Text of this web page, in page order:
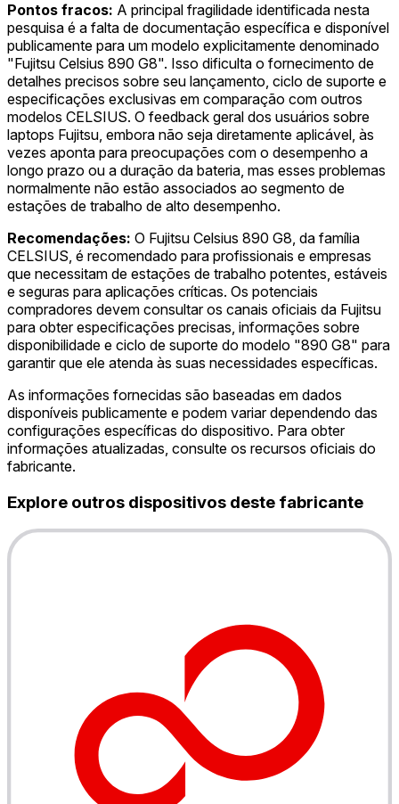
Pontos fracos: A principal fragilidade identificada nesta
pesquisa é a falta de documentação específica e disponível
publicamente para um modelo explicitamente denominado
"Fujitsu Celsius 890 G8". Isso dificulta o fornecimento de
detalhes precisos sobre seu lançamento, ciclo de suporte e
especificações exclusivas em comparação com outros
modelos CELSIUS. O feedback geral dos usuários sobre
laptops Fujitsu, embora não seja diretamente aplicável, às
vezes aponta para preocupações com o desempenho a
longo prazo ou a duração da bateria, mas esses problemas
normalmente não estão associados ao segmento de
estações de trabalho de alto desempenho.
Recomendações: O Fujitsu Celsius 890 G8, da família
CELSIUS, é recomendado para profissionais e empresas
que necessitam de estações de trabalho potentes, estáveis
e seguras para aplicações críticas. Os potenciais
compradores devem consultar os canais oficiais da Fujitsu
para obter especificações precisas, informações sobre
disponibilidade e ciclo de suporte do modelo "890 G8" para
garantir que ele atenda às suas necessidades específicas.
As informações fornecidas são baseadas em dados
disponíveis publicamente e podem variar dependendo das
configurações específicas do dispositivo. Para obter
informações atualizadas, consulte os recursos oficiais do
fabricante.
Explore outros dispositivos deste fabricante